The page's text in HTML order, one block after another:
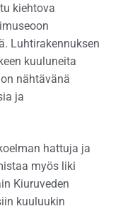
kiehtova
Luhtirakennuksen
kuuluneita
nähtävänä
ja
hattuja ja
myös liki
Kiuruveden
kuuluukin